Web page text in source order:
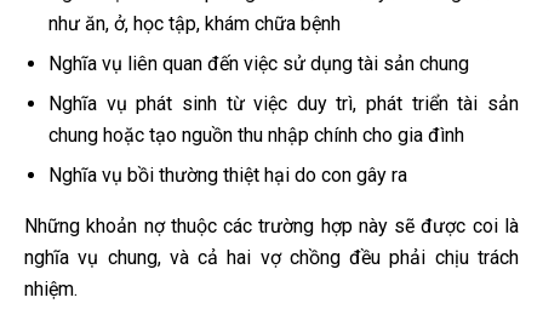
như ăn, ở, học tập, khám chữa bệnh
Nghĩa vụ liên quan đến việc sử dụng tài sản chung
Nghĩa vụ phát sinh từ việc duy trì, phát triển tài sản
chung hoặc tạo nguồn thu nhập chính cho gia đình
Nghĩa vụ bồi thường thiệt hại do con gây ra
Những khoản nợ thuộc các trường hợp này sẽ được coi là
nghĩa vụ chung, và cả hai vợ chồng đều phải chịu trách
nhiệm.